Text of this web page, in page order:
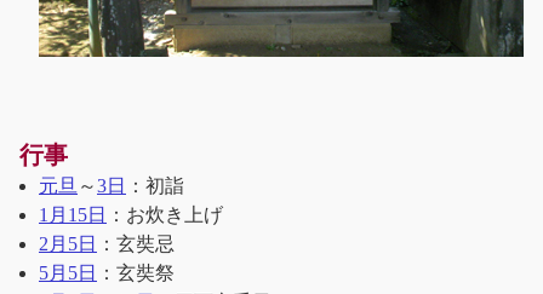
行事
元旦 ～3日
：初詣
1月15日
：お炊き上げ
2月5日
：玄奘忌
5月5日
：玄奘祭